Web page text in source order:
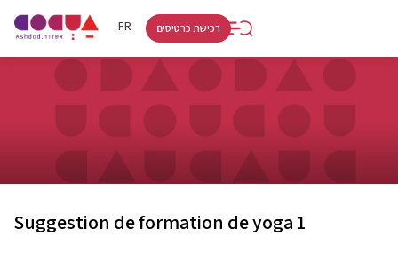
FR
HE
רכישת כרטיסים
Suggestion de formation de yoga 1